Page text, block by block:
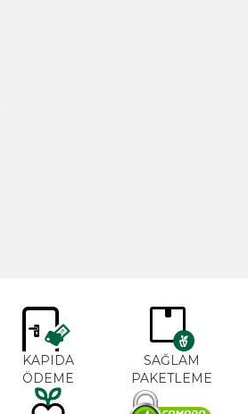
KAPIDA
ÖDEME
SAĞLAM
PAKETLEME